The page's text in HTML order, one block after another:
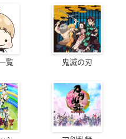
覧 鬼滅の刃